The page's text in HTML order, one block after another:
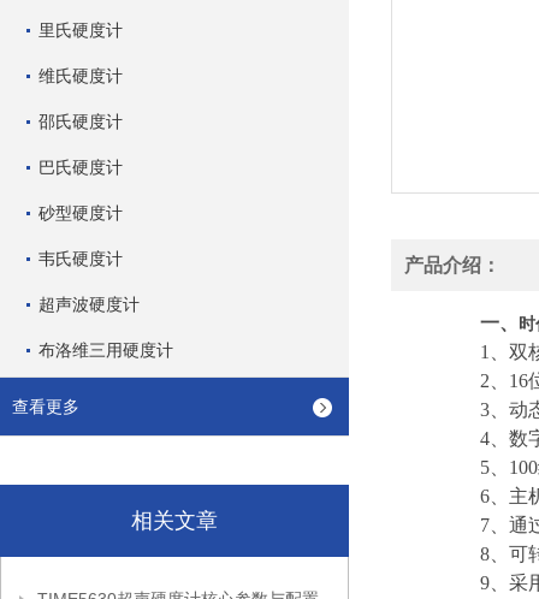
里氏硬度计
维氏硬度计
邵氏硬度计
巴氏硬度计
砂型硬度计
韦氏硬度计
超声波硬度计
布洛维三用硬度计
查看更多
相关文章
产品介绍：
一、
1、双
2、16
3、动
4、数
5、
6、主
7、通
8、可
9、采